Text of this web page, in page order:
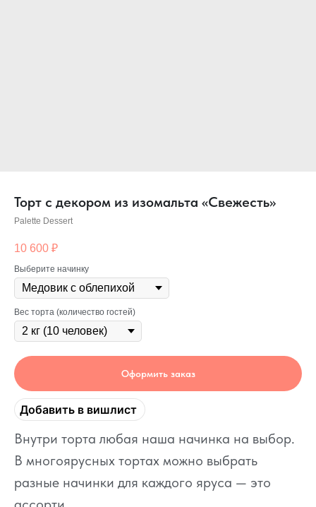
Торт с декором из изомальта «Свежесть»
Palette Dessert
10 600 ₽
Выберите начинку
Вес торта (количество гостей)
Оформить заказ
Добавить в вишлист
Внутри торта любая наша начинка на выбор.
В многоярусных тортах можно выбрать
разные начинки для каждого яруса — это